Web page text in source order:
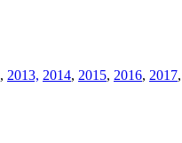
, 2013, 2014, 2015, 2016, 2017